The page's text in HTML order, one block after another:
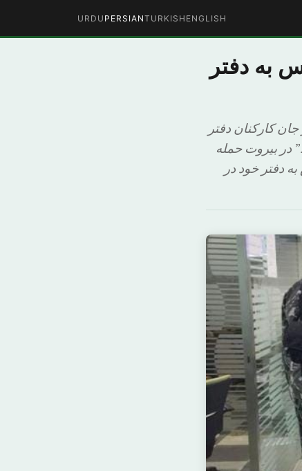
ENGLISH
TURKISH
PERSIAN
URDU
به دفتر
کارکنان دفتر
در بیروت حمله
دفتر خود در